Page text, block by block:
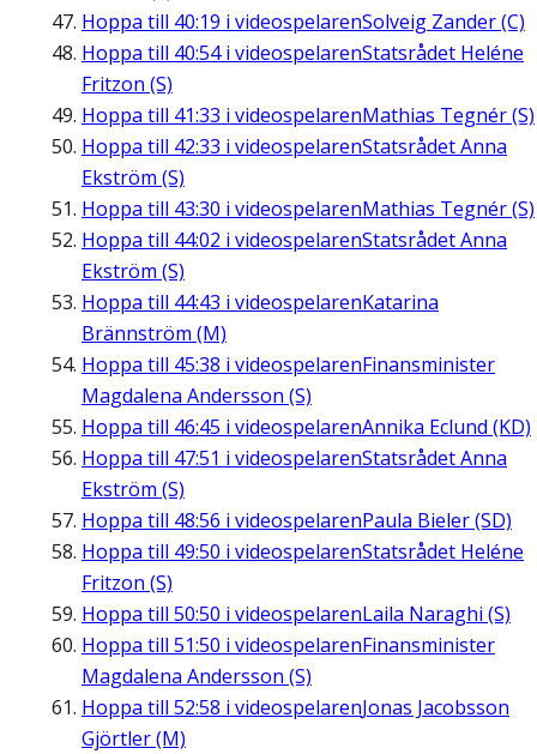
Hoppa till 40:19 i videospelarenSolveig Zander (C)
Hoppa till 40:54i videospelarenStatsrådet Heléne
Fritzon (S)
Hoppa till 41:33 i videospelarenMathias Tegnér (S)
Hoppa till 42:33 i videospelarenStatsrådet Anna
Ekström (S)
Hoppa till 43:30 i videospelarenMathias Tegnér (S)
Hoppa till 44:02 i videospelarenStatsrådet Anna
Ekström (S)
Hoppa till 44:43 i videospelarenKatarina
Brännström (M)
Hoppa till 45:38 i videospelarenFinansminister
Magdalena Andersson (S)
Hoppa till 46:45 i videospelarenAnnika Eclund (KD)
Hoppa till 47:51 i videospelarenStatsrådet Anna
Ekström (S)
Hoppa till 48:56 i videospelarenPaula Bieler (SD)
Hoppa till 49:50 i videospelarenStatsrådet Heléne
Fritzon (S)
Hoppa till 50:50 i videospelarenLaila Naraghi (S)
Hoppa till 51:50 i videospelarenFinansminister
Magdalena Andersson (S)
Hoppa till 52:58 i videospelarenJonas Jacobsson
Gjörtler (M)